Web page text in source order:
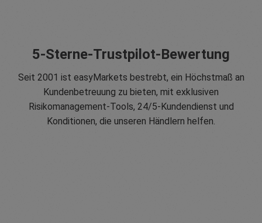
5-Sterne-Trustpilot-Bewertung
Seit 2001 ist easyMarkets bestrebt, ein Höchstmaß an
Kundenbetreuung zu bieten, mit exklusiven
Risikomanagement-Tools, 24/5-Kundendienst und
Konditionen, die unseren Händlern helfen.